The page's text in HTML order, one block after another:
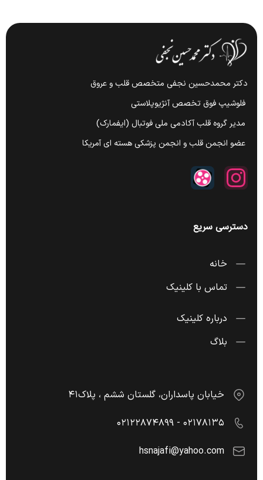
دکتر محمدحسین نجفی متخصص قلب و عروق
فلوشیپ فوق تخصص آنژیوپلاستی
مدیر گروه قلب آکادمی ملی فوتبال (ایفمارک)
عضو انجمن قلب و انجمن پزشکی هسته ای آمریکا
دسترسی سریع
خانه
تماس با کلینیک
درباره کلینیک
بلاگ
خیابان پاسداران، گلستان ششم ، پلاک۴۱
۰۲۱۷۸۱۳۵ - ۰۲۱۲۲۸۷۴۸۹۹
hsnajafi@yahoo.com